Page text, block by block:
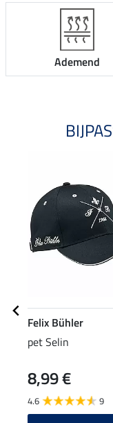
Ademend
Felix Bühler
pet Selin
8,99 €
4.6 9